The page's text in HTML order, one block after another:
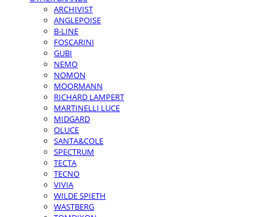
ARCHIVIST
ANGLEPOISE
B-LINE
FOSCARINI
GUBI
NEMO
NOMON
MOORMANN
RICHARD LAMPERT
MARTINELLI LUCE
MIDGARD
OLUCE
SANTA&COLE
SPECTRUM
TECTA
TECNO
VIVIA
WILDE SPIETH
WASTBERG